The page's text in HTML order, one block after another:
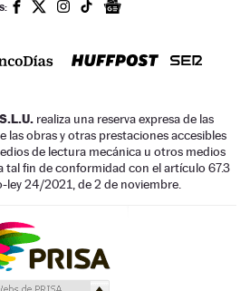
realiza una reserva expresa de las
las obras y otras prestaciones accesibles
de lectura mecánica u otros medios
tal fin de conformidad con el artículo 67.3
ley 24/2021, de 2 de noviembre.